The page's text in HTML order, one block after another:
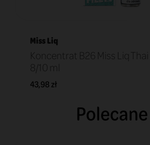
Miss Liq
Koncentrat B26 Miss Liq
8/10 ml
43,98 zł
Polecane